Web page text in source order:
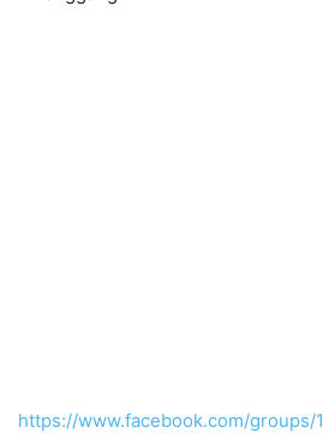
https://www.facebook.com/groups/